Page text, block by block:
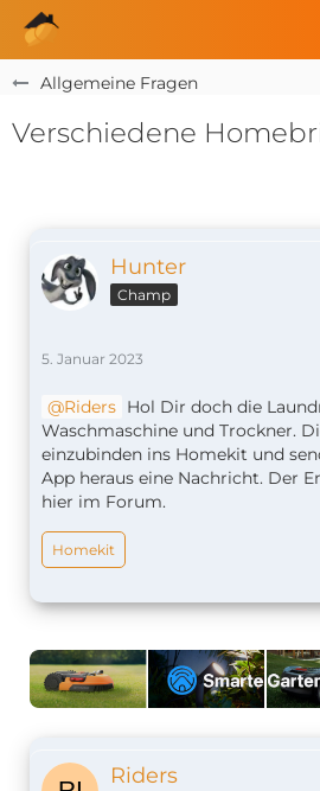
Allgemeine Fragen
Verschiedene
Hunter
Champ
5. Januar 2023
Riders Hol Dir doch die
Waschmaschine und Trockner.
einzubinden ins Homekit und
App heraus eine Nachricht. Der
hier im Forum.
Homekit
Riders